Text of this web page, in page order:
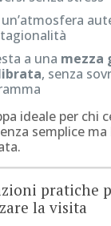
a una mezza
, senza
ideale per chi
semplice ma
pratiche
la visita